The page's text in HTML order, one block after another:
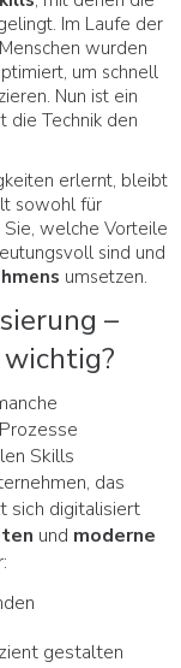
Im Laufe der
wurden
um schnell
Nun ist ein
die Technik den
erlernt, bleibt
sowohl für
welche Vorteile
sind und
umsetzen.
–
Skills
das
sich digitalisiert
und moderne
gestalten